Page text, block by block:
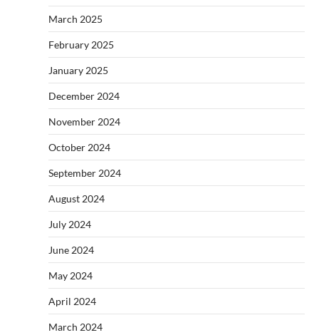
March 2025
February 2025
January 2025
December 2024
November 2024
October 2024
September 2024
August 2024
July 2024
June 2024
May 2024
April 2024
March 2024